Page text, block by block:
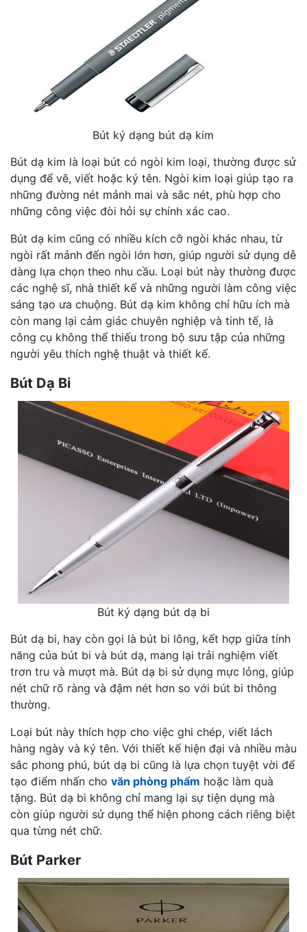
Bút ký dạng bút dạ kim
Bút dạ kim là loại bút có ngòi kim loại, thường được sử
dụng để vẽ, viết hoặc ký tên. Ngòi kim loại giúp tạo ra
những đường nét mảnh mai và sắc nét, phù hợp cho
những công việc đòi hỏi sự chính xác cao.
Bút dạ kim cũng có nhiều kích cỡ ngòi khác nhau, từ
ngòi rất mảnh đến ngòi lớn hơn, giúp người sử dụng dễ
dàng lựa chọn theo nhu cầu. Loại bút này thường được
các nghệ sĩ, nhà thiết kế và những người làm công việc
sáng tạo ưa chuộng. Bút dạ kim không chỉ hữu ích mà
còn mang lại cảm giác chuyên nghiệp và tinh tế, là
công cụ không thể thiếu trong bộ sưu tập của những
người yêu thích nghệ thuật và thiết kế.
Bút Dạ Bi
Bút ký dạng bút dạ bi
Bút dạ bi, hay còn gọi là bút bi lông, kết hợp giữa tính
năng của bút bi và bút dạ, mang lại trải nghiệm viết
trơn tru và mượt mà. Bút dạ bi sử dụng mực lỏng, giúp
nét chữ rõ ràng và đậm nét hơn so với bút bi thông
thường.
Loại bút này thích hợp cho việc ghi chép, viết lách
hàng ngày và ký tên. Với thiết kế hiện đại và nhiều màu
sắc phong phú, bút dạ bi cũng là lựa chọn tuyệt vời để
tạo điểm nhấn cho văn phòng phẩm hoặc làm quà
tặng. Bút dạ bi không chỉ mang lại sự tiện dụng mà
còn giúp người sử dụng thể hiện phong cách riêng biệt
qua từng nét chữ.
Bút Parker